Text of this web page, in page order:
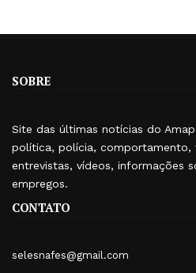
SOBRE
Site das últimas notícias do
política, polícia, comportamento,
entrevistas, vídeos, informações
empregos.
CONTATO
selesnafes@gmail.com